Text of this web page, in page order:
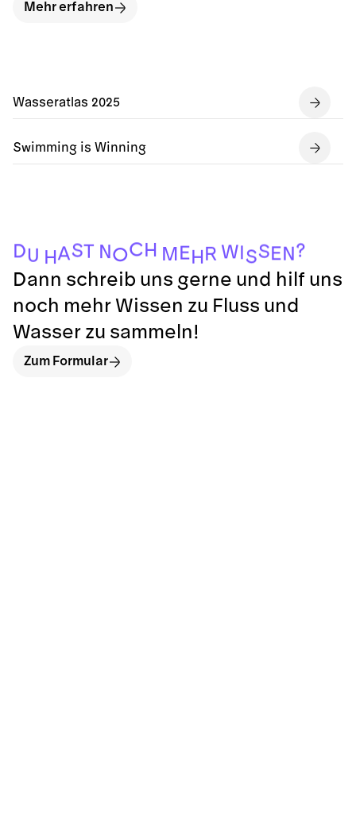
Wasseratlas 2025
Swimming is Winning
Mehr erfahren
DU HAST N OC H M EH R W SSE N ?
Dann schreib uns gerne und hilf uns
noch mehr Wissen zu Fluss und
Wasser zu sammeln!
Zum Formular